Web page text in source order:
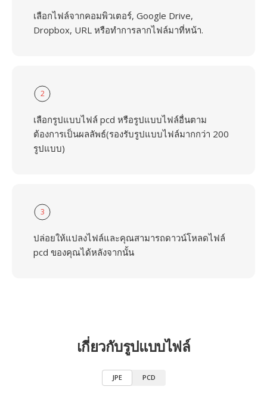
เลือกไฟล์จากคอมพิวเตอร์, Google Drive,
Dropbox, URL หรือทำการลากไฟล์มาที่หน้า.
2
เลือกรูปแบบไฟล์ pcd หรือรูปแบบไฟล์อื่นตาม
ต้องการเป็นผลลัพธ์(รองรับรูปแบบไฟล์มากกว่า 200
รูปแบบ)
3
ปล่อยให้แปลงไฟล์และคุณสามารถดาวน์โหลดไฟล์
pcd ของคุณได้หลังจากนั้น
เกี่ยวกับรูปแบบไฟล์
JPE PCD